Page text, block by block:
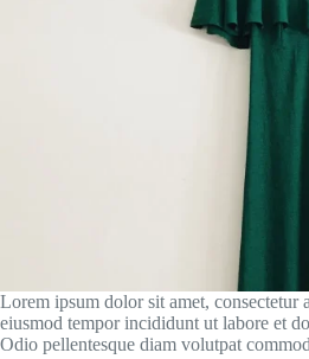
Lorem ipsum dolor sit amet, consectetur
eiusmod tempor incididunt ut labore et
Odio pellentesque diam volutpat